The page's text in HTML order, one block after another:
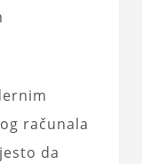
računala
da